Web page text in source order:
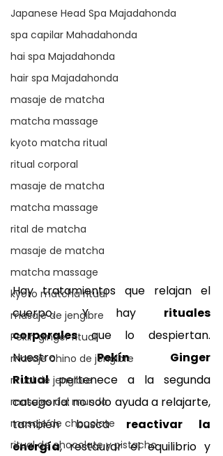
Japanese Head Spa Majadahonda
spa capilar Mahadahonda
hai spa Majadahonda
hair spa Majadahonda
masaje de matcha
matcha massage
kyoto matcha ritual
ritual corporal
masaje de matcha
matcha massage
rital de matcha
masaje de matcha
matcha massage
kyoto matcha ritual
masaje de jengibre
Pekin ginger ritual
masaje chino de jengibre
ritual de jengibre
masajes del mundo
masaje de chocolate
ritual de chocolate y pistacho
Hay tratamientos que relajan el
cuerpo. Y hay rituales
corporales que lo despiertan.
Nuestro Pekín Ginger
Ritual pertenece a la segunda
categoría: no solo ayuda a relajarte,
también busca reactivar la
energía, restaurar el equilibrio y